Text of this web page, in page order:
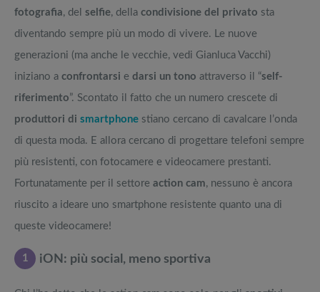
fotografia, del selfie, della condivisione del privato sta
diventando sempre più un modo di vivere. Le nuove
generazioni (ma anche le vecchie, vedi Gianluca Vacchi)
iniziano a confrontarsi e darsi un tono attraverso il “self-
riferimento”. Scontato il fatto che un numero crescete di
produttori di smartphone stiano cercano di cavalcare l’onda
di questa moda. E allora cercano di progettare telefoni sempre
più resistenti, con fotocamere e videocamere prestanti.
Fortunatamente per il settore action cam, nessuno è ancora
riuscito a ideare uno smartphone resistente quanto una di
queste videocamere!
1 iON: più social, meno sportiva